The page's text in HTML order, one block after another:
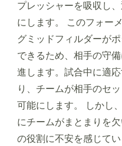
プレッシャーを吸収し
にします。 このフォー
グミッドフィルダーが
できるため、相手の守
進します。試合中に適
り、チームが相手のセ
可能にします。 しかし
にチームがまとまりを
の役割に不安を感じて